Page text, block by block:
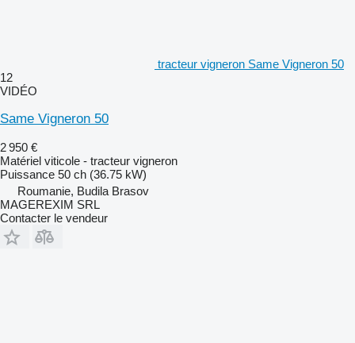
tracteur vigneron Same Vigneron 50
12
VIDÉO
Same Vigneron 50
2 950 €
Matériel viticole - tracteur vigneron
Puissance 50 ch (36.75 kW)
Roumanie, Budila Brasov
MAGEREXIM SRL
Contacter le vendeur